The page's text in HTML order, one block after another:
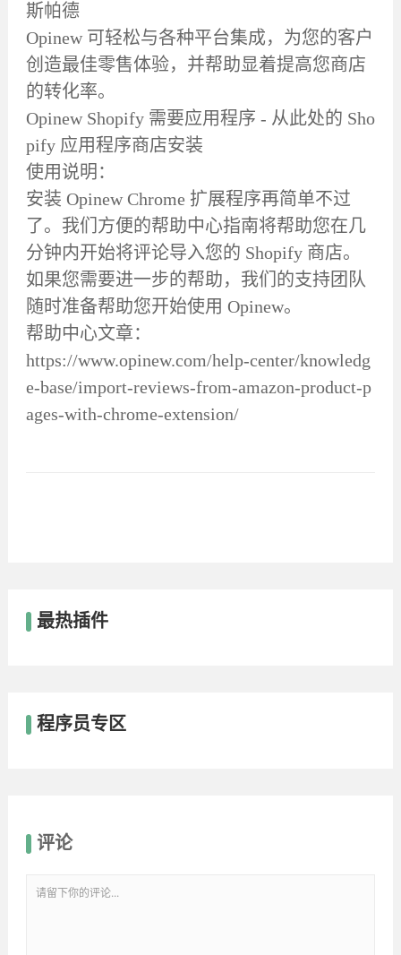
斯帕德
Opinew 可轻松与各种平台集成，为您的客户
创造最佳零售体验，并帮助显着提高您商店
的转化率。
Opinew Shopify 需要应用程序 - 从此处的 Sho
pify 应用程序商店安装
使用说明：
安装 Opinew Chrome 扩展程序再简单不过
了。我们方便的帮助中心指南将帮助您在几
分钟内开始将评论导入您的 Shopify 商店。
如果您需要进一步的帮助，我们的支持团队
随时准备帮助您开始使用 Opinew。
帮助中心文章：
https://www.opinew.com/help-center/knowledg
e-base/import-reviews-from-amazon-product-p
ages-with-chrome-extension/
最热插件
程序员专区
评论